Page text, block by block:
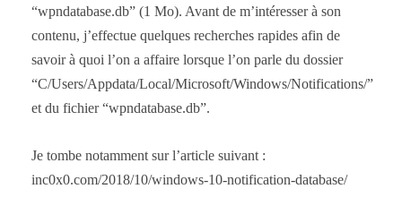
“wpndatabase.db” (1 Mo). Avant de m’intéresser à son
contenu, j’effectue quelques recherches rapides afin de
savoir à quoi l’on a affaire lorsque l’on parle du dossier
“C/Users/Appdata/Local/Microsoft/Windows/Notifications/”
et du fichier “wpndatabase.db”.
Je tombe notamment sur l’article suivant :
inc0x0.com/2018/10/windows-10-notification-database/